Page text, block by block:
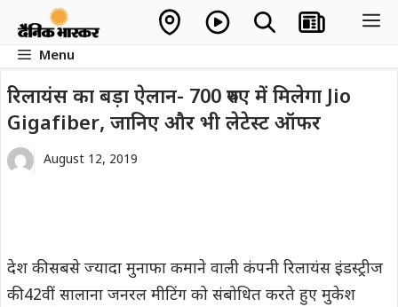
contentMenu
रिलायंस का बड़ा ऐलान- 700 रुपए में मिलेगा Jio
Gigafiber, जानिए और भी लेटेस्ट ऑफर
August 12, 2019
देश की सबसे ज्यादा मुनाफा कमाने वाली कंपनी रिलायंस इंडस्ट्रीज
की 42वीं सालाना जनरल मीटिंग को संबोधित करते हुए मुकेश